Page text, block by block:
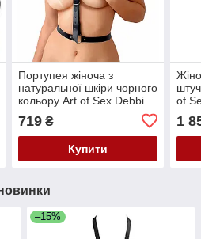
Портупея жіноча з
натуральної шкіри чорного
кольору Art of Sex Debbi
719₴
Купити
of
1
–15%